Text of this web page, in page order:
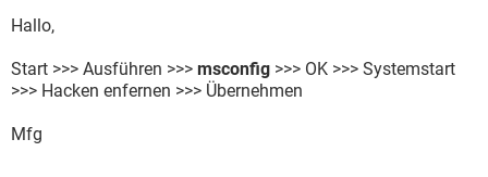
Hallo,
Start >>> Ausführen >>> msconfig >>> OK >>> Systemstart
>>> Hacken enfernen >>> Übernehmen
Mfg